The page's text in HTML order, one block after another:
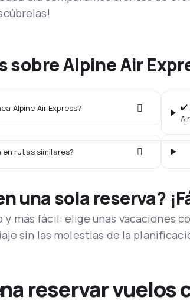
Alpine Air
Alpine Air Express?
✔️
rutas similares?
una sola reserva?
y más fácil: elige unas vacaciones
sin las molestias de la
reservar vuelos